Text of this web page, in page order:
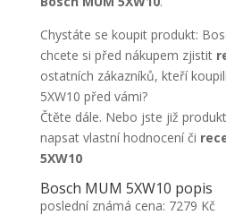
Chystáte se koupit produkt:
chcete si před nákupem zjistit
ostatních zákazníků, kteří
5XW10 před vámi?
Čtěte dále. Nebo jste již
napsat vlastní hodnocení či
5XW10
Bosch MUM 5XW10 popis
poslední známá cena: 7279 Kč